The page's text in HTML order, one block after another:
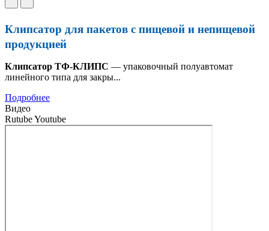
Клипсатор для пакетов с пищевой и непищевой
продукцией
Клипсатор ТФ-КЛИПС — упаковочный полуавтомат
линейного типа для закры...
Подробнее
Видео
RutubeYoutube